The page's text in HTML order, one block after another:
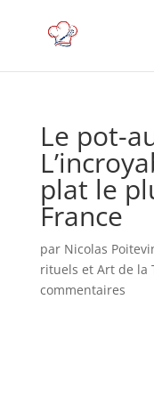
Le pot-
plat le
France
par Nicolas
rituels et Art de la
commentaires